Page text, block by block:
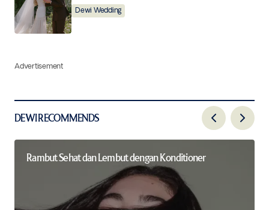
Dewi Wedding
Advertisement
DEWI RECOMMENDS
Rambut Sehat dan Lembut dengan Konditioner